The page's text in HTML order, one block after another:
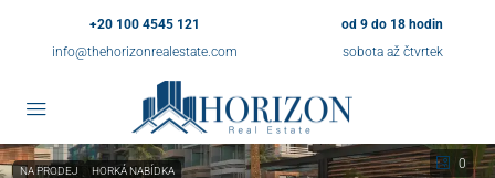
+20 100 4545 121
info@thehorizonrealestate.com
od 9 do 18 hodin
sobota až čtvrtek
0
NA PRODEJ HORKÁ NABÍDKA